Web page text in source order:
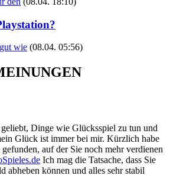
wie (08.04. 05:56)
Dinge wie Glücksspiel zu tun und
Glück ist immer bei mir. Kürzlich habe
auf der Sie noch mehr verdienen
Ich mag die Tatsache, dass Sie
abheben können und alles sehr stabil